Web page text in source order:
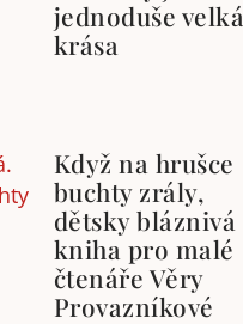
jednoduše velká
krása
Když na hrušce
buchty zrály,
dětsky bláznivá
kniha pro malé
čtenáře Věry
Provazníkové